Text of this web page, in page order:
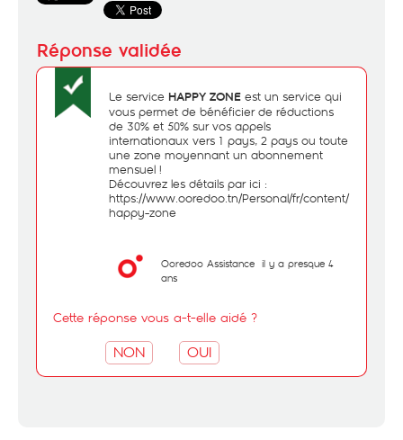
Le service HAPPY ZONE est un service qui
vous permet de bénéficier de réductions
de 30% et 50% sur vos appels
internationaux vers 1 pays, 2 pays ou toute
une zone moyennant un abonnement
mensuel !
Découvrez les détails par ici :
https://www.ooredoo.tn/Personal/fr/content/128-
happy-zone
Ooredoo Assistance il y a presque 4
ans
Cette réponse vous a-t-elle aidé ?
NON OUI